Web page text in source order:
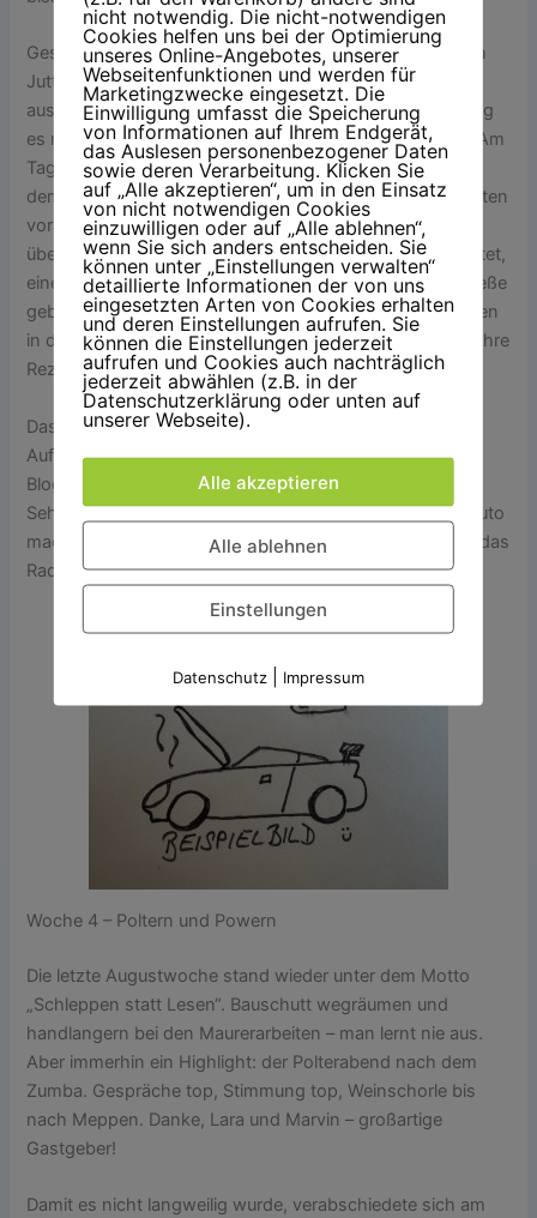
Gesellig wurde es auch: Juttas Geburtstag (shout-out an
Jutta!) mit sehr netten Gesprächen und Wein, den ich
ausnahmsweise zur Schorle verarbeiten durfte. Jutta mag
es nicht, wenn man ihren guten Wein mit Wasser adelt. Am
Tag darauf hatte der Göttergatte sein Jubelfest und
dementsprechend warfen die Vorbereitungen ihre Schatten
voraus. Ich habe Zwiebelkuchen-Muffins gebacken,
überbackenen Toast mit Mett und roter Paprika vorbereitet,
einen Kräuterdip gezaubert und Tomate-Mozzarella-Spieße
gebaut. Dazu gab es auf Käsewürfel gepikste Weintrauben
in dunkel und hell. Später riefen die 70er an -sie wollten ihre
Rezepte zurück!
Das Wochenende verlief ganz ohne Zwischenfälle:
Aufräumen, Zumba, Netflix, Lesen und der wöchentliche
Blogartikel. Diesmal zum Thema»Bewusste Ignoranz«
Sehr gelungen, wie ich finde. Wer kennt es nicht? Das Auto
macht komische Geräusche und du drehst konsequent das
Radio lauter? Gerne nachlesen!
Woche 4 – Poltern und Powern
Die letzte Augustwoche stand wieder unter dem Motto
„Schleppen statt Lesen“. Bauschutt wegräumen und
handlangern bei den Maurerarbeiten – man lernt nie aus.
Aber immerhin ein Highlight: der Polterabend nach dem
Zumba. Gespräche top, Stimmung top, Weinschorle bis
nach Meppen. Danke, Lara und Marvin – großartige
Gastgeber!
Damit es nicht langweilig wurde, verabschiedete sich am
nicht notwendig. Die nicht-notwendigen
Cookies helfen uns bei der Optimierung
unseres Online-Angebotes, unserer
Webseitenfunktionen und werden für
Marketingzwecke eingesetzt. Die
Einwilligung umfasst die Speicherung
von Informationen auf Ihrem Endgerät,
das Auslesen personenbezogener Daten
sowie deren Verarbeitung. Klicken Sie
auf „Alle akzeptieren“, um in den Einsatz
von nicht notwendigen Cookies
einzuwilligen oder auf „Alle ablehnen“,
wenn Sie sich anders entscheiden. Sie
können unter „Einstellungen verwalten“
detaillierte Informationen der von uns
eingesetzten Arten von Cookies erhalten
und deren Einstellungen aufrufen. Sie
können die Einstellungen jederzeit
aufrufen und Cookies auch nachträglich
jederzeit abwählen (z.B. in der
Datenschutzerklärung oder unten auf
unserer Webseite).
Alle akzeptieren
Alle ablehnen
Einstellungen
Datenschutz| Impressum